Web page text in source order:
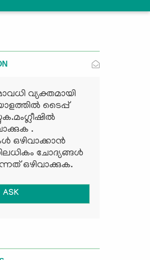
വ്യക്തമായി
ടൈപ്പ്
.
ഒഴിവാക്കാന്‍
ചോദ്യങ്ങള്‍
ഒഴിവാക്കുക.
ASK